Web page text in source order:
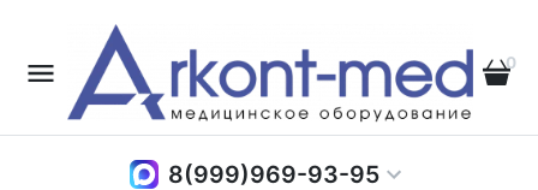
0
8(999)969-93-95